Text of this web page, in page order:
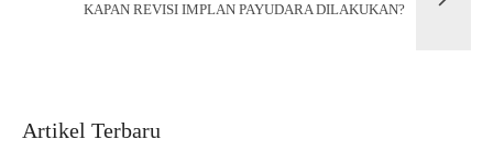
KAPAN REVISI IMPLAN PAYUDARA DILAKUKAN?
Artikel Terbaru